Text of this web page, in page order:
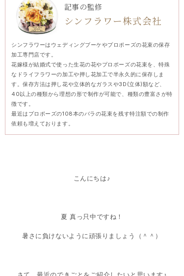
記事の監修
シンフラワー株式会社
シンフラワーはウェディングブーケやプロポーズの花束の保存
加工専門店です。
花嫁様が結婚式で使った生花の花やプロポーズの花束を、特殊
なドライフラワーの加工や押し花加工で半永久的に保存しま
す。保存方法は押し花や立体的なガラスや3D(立体)額など、
40以上の種類から理想の形で制作が可能で、種類の豊富さが特
徴です。
最近はプロポーズの108本のバラの花束を残す特注額での制作
依頼も増えております。
こんにちは♪
夏 真っ只中ですね！
暑さに負けないように頑張りましょう（＾＾）
さて、最近のできごとをご紹介したいと思います♪